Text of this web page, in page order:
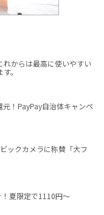
からは最高に使いやすい
。
元！PayPay自治体キャンペ
ックカメラに称賛「大フ
！夏限定で1110円～